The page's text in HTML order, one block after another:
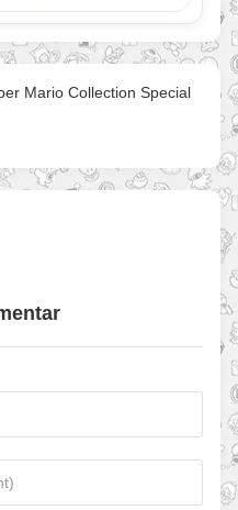
So ist dort…
Mario Collection Special